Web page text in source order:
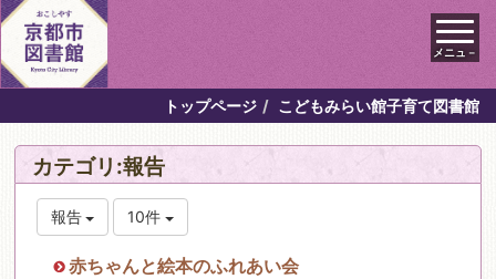
メニュ－
トップページ こどもみらい館子育て図書館
カテゴリ:報告
報告 10件
赤ちゃんと絵本のふれあい会